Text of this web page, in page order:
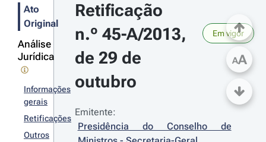
Ato
Original
Análise
Jurídica
Informações
gerais
Retificações
Outros
Retificação
n.º 45-A/2013,
de 29 de
outubro
Em vigor
Emitente:
Presidência do Conselho de
AA